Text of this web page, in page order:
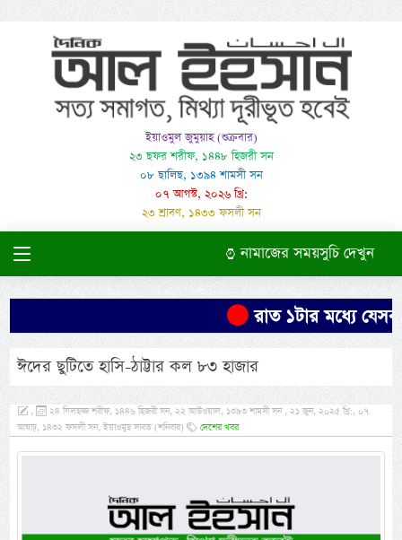
ইয়াওমুল জুমুয়াহ (শুক্রবার)
২৩ ছফর শরীফ, ১৪৪৮ হিজরী সন
০৮ ছালিছ, ১৩৯৪ শামসী সন
০৭ আগস্ট, ২০২৬ খ্রি:
২৩ শ্রাবণ, ১৪৩৩ ফসলী সন
নামাজের সময়সুচি দেখুন
রাত ১টার মধ্যে যেসব
ঈদের ছুটিতে হাসি-ঠাট্টার কল ৮৩ হাজার
,
২৪ যিলহজ্জ শরীফ, ১৪৪৬ হিজরী সন, ২২ আউওয়াল, ১৩৯৩ শামসী সন , ২১ জুন, ২০২৫ খ্রি:, ০৭
আষাঢ়, ১৪৩২ ফসলী সন, ইয়াওমুছ সাবত (শনিবার)
দেশের খবর